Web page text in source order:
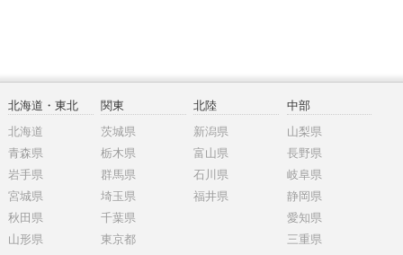
北海道・東北
北海道
青森県
岩手県
宮城県
秋田県
山形県
関東
茨城県
栃木県
群馬県
埼玉県
千葉県
東京都
北陸
新潟県
富山県
石川県
福井県
中部
山梨県
長野県
岐阜県
静岡県
愛知県
三重県